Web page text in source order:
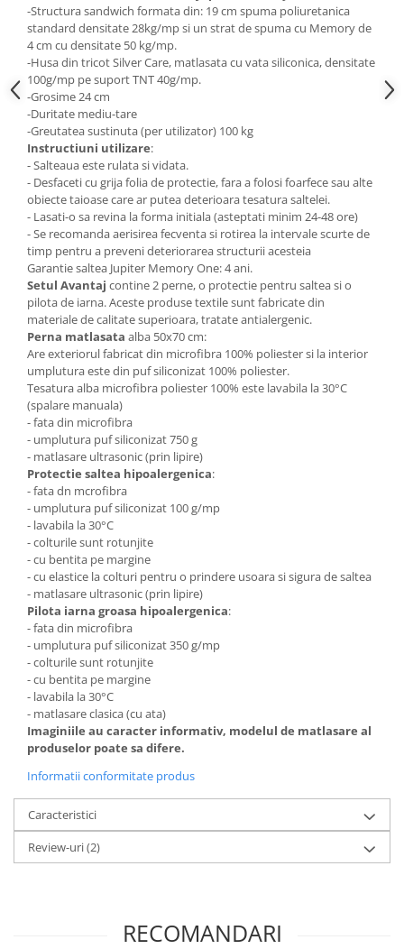
-Structura sandwich formata din: 19 cm spuma poliuretanica
standard densitate 28kg/mp si un strat de spuma cu Memory de
4 cm cu densitate 50 kg/mp.
-Husa din tricot Silver Care, matlasata cu vata siliconica, densitate
100g/mp pe suport TNT 40g/mp.
-Grosime 24 cm
-Duritate mediu-tare
-Greutatea sustinuta (per utilizator) 100 kg
Instructiuni utilizare:
- Salteaua este rulata si vidata.
- Desfaceti cu grija folia de protectie, fara a folosi foarfece sau alte
obiecte taioase care ar putea deterioara tesatura saltelei.
- Lasati-o sa revina la forma initiala (asteptati minim 24-48 ore)
- Se recomanda aerisirea fecventa si rotirea la intervale scurte de
timp pentru a preveni deteriorarea structurii acesteia
Garantie saltea Jupiter Memory One: 4 ani.
Setul Avantaj contine 2 perne, o protectie pentru saltea si o
pilota de iarna. Aceste produse textile sunt fabricate din
materiale de calitate superioara, tratate antialergenic.
Perna matlasata alba 50x70 cm:
Are exteriorul fabricat din microfibra 100% poliester si la interior
umplutura este din puf siliconizat 100% poliester.
Tesatura alba microfibra poliester 100% este lavabila la 30°C
(spalare manuala)
- fata din microfibra
- umplutura puf siliconizat 750 g
- matlasare ultrasonic (prin lipire)
Protectie saltea hipoalergenica:
- fata dn mcrofibra
- umplutura puf siliconizat 100 g/mp
- lavabila la 30°C
- colturile sunt rotunjite
- cu bentita pe margine
- cu elastice la colturi pentru o prindere usoara si sigura de saltea
- matlasare ultrasonic (prin lipire)
Pilota iarna groasa hipoalergenica:
- fata din microfibra
- umplutura puf siliconizat 350 g/mp
- colturile sunt rotunjite
- cu bentita pe margine
- lavabila la 30°C
- matlasare clasica (cu ata)
Imaginiile au caracter informativ, modelul de matlasare al
produselor poate sa difere.
Informatii conformitate produs
Caracteristici
Review-uri(2)
RECOMANDARI